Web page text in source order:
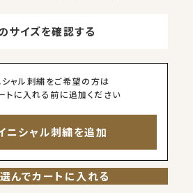
サイズを確認する
ャル刺繍をご希望の方は
トに入れる前に追加ください
ニシャル刺繍を追加
んでカートに入れる